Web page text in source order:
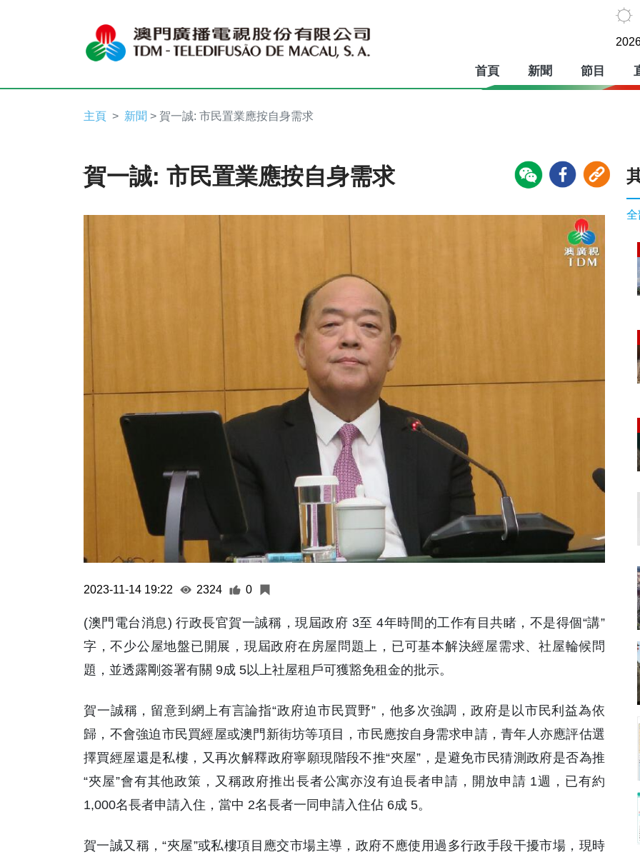
首頁 新聞 節目
主頁 新聞 > 賀一誠: 市民置業應按自身需求
賀一誠: 市民置業應按自身需求
2023-11-14 19:22 2324 0
(澳門電台消息) 行政長官賀一誠稱，現屆政府 3至 4年時間的工作有目共睹，不是得個“講”
字，不少公屋地盤已開展，現屆政府在房屋問題上，已可基本解決經屋需求、社屋輪候問
題，並透露剛簽署有關 9成 5以上社屋租戶可獲豁免租金的批示。
賀一誠稱，留意到網上有言論指“政府迫市民買野”，他多次強調，政府是以市民利益為依
歸，不會強迫市民買經屋或澳門新街坊等項目，市民應按自身需求申請，青年人亦應評估選
擇買經屋還是私樓，又再次解釋政府寧願現階段不推“夾屋”，是避免市民猜測政府是否為推
“夾屋”會有其他政策，又稱政府推出長者公寓亦沒有迫長者申請，開放申請 1週，已有約
1,000名長者申請入住，當中 2名長者一同申請入住佔 6成 5。
賀一誠又稱，“夾屋”或私樓項目應交市場主導，政府不應使用過多行政手段干擾市場，現時
全